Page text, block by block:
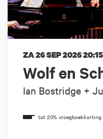
Wolf en
Ian Bostridge +
ZA 26 SEP 202620:15